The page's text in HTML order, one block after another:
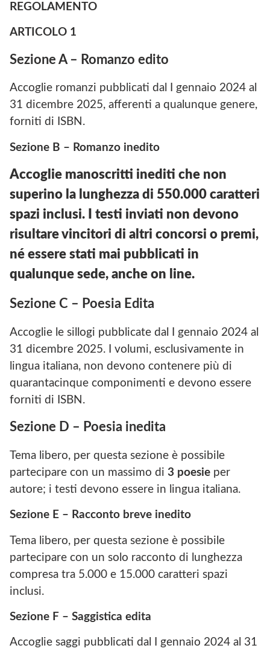
REGOLAMENTO
ARTICOLO 1
Sezione A – Romanzo edito
Accoglie romanzi pubblicati dal I gennaio 2024 al
31 dicembre 2025, afferenti a qualunque genere,
forniti di ISBN.
Sezione B – Romanzo inedito
Accoglie manoscritti inediti che non
superino la lunghezza di 550.000 caratteri
spazi inclusi. I testi inviati non devono
risultare vincitori di altri concorsi o premi,
né essere stati mai pubblicati in
qualunque sede, anche on line.
Sezione C – Poesia Edita
Accoglie le sillogi pubblicate dal I gennaio 2024 al
31 dicembre 2025. I volumi, esclusivamente in
lingua italiana, non devono contenere più di
quarantacinque componimenti e devono essere
forniti di ISBN.
Sezione D – Poesia inedita
Tema libero, per questa sezione è possibile
partecipare con un massimo di 3 poesie per
autore; i testi devono essere in lingua italiana.
Sezione E – Racconto breve inedito
Tema libero, per questa sezione è possibile
partecipare con un solo racconto di lunghezza
compresa tra 5.000 e 15.000 caratteri spazi
inclusi.
Sezione F – Saggistica edita
Accoglie saggi pubblicati dal I gennaio 2024 al 31